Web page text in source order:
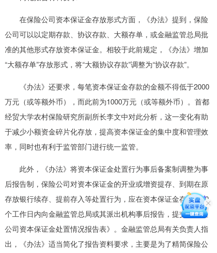
在保险公司资本保证金存放形式方面，《办法》提到，保险
公司可以以定期存款、协议存款、大额存单，或金融监管总局批
准的其他形式存放资本保证金。相较于此前规定，《办法》增加
“大额存单”存放形式，将“大额协议存款”调整为“协议存款”。
《办法》还要求，每笔资本保证金存款的金额不得低于2000
万元（或等额外币），而此前为1000万元（或等额外币）。首都
经贸大学农村保险研究所副所长李文中对此分析，这一变化有助
于减少小额资金碎片化存放，提高资本保证金的集中度和管理效
率，同时也有利于监管部门进行统一监管。
此外，《办法》将资本保证金处置行为事后备案制调整为事
后报告制，保险公司对资本保证金的开业或增资提存、到期在原
存放银行续存、提前存入等处置行为，应在资本保证金存妥后10
个工作日内向金融监管总局或其派出机构事后报告，提交《保险
公司资本保证金处置情况报告表》。金融监管总局有关负责人指
出，《办法》适当简化了报告资料要求，主要是为了精简保险公